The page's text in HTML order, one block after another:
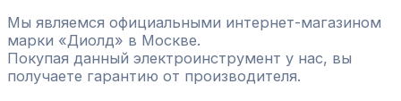
Мы являемся официальными интернет-магазином
марки «Диолд» в Москве.
Покупая данный электроинструмент у нас, вы
получаете гарантию от производителя.